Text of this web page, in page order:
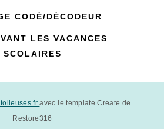
CODÉ/DÉCODEUR
LES VACANCES
SCOLAIRES
avec le template Create de
Restore316